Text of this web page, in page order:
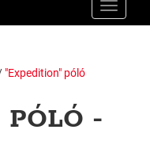
Toggle
"Expedition" póló
-